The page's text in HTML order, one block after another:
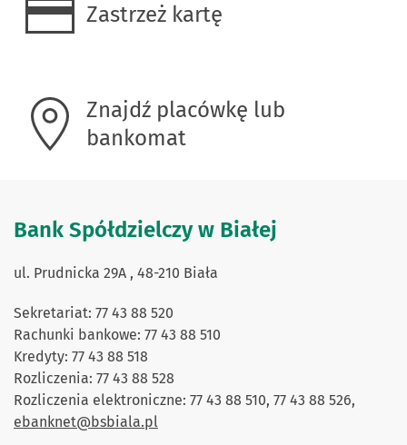
Zastrzeż kartę
Znajdź placówkę lub
bankomat
Bank Spółdzielczy w Białej
ul. Prudnicka 29A , 48-210 Biała
Sekretariat: 77 43 88 520
Rachunki bankowe: 77 43 88 510
Kredyty: 77 43 88 518
Rozliczenia: 77 43 88 528
Rozliczenia elektroniczne: 77 43 88 510, 77 43 88 526,
ebanknet@bsbiala.pl